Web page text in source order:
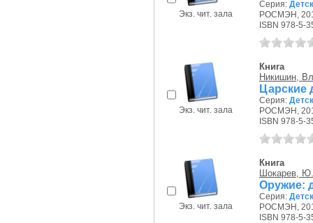
Экз. чит. зала
Серия:
РОСМЭН,
ISBN 978-5-
Экз. чит. зала
Книга
Никишин,
Царские
Серия:
РОСМЭН,
ISBN 978-5-
Экз. чит. зала
Книга
Шокарев,
Оружие:
Серия:
РОСМЭН,
ISBN 978-5-